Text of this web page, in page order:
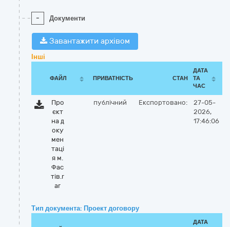
- Документи
Завантажити архівом
Інші
ФАЙЛ ПРИВАТНІСТЬ СТАН
ДАТА
ТА
ЧАС
Про
єкт
на д
оку
мен
таці
я м.
Фас
тів.r
ar
публічний Експортовано:
27-05-
2026,
17:46:06
Тип документа: Проект договору
ДАТА